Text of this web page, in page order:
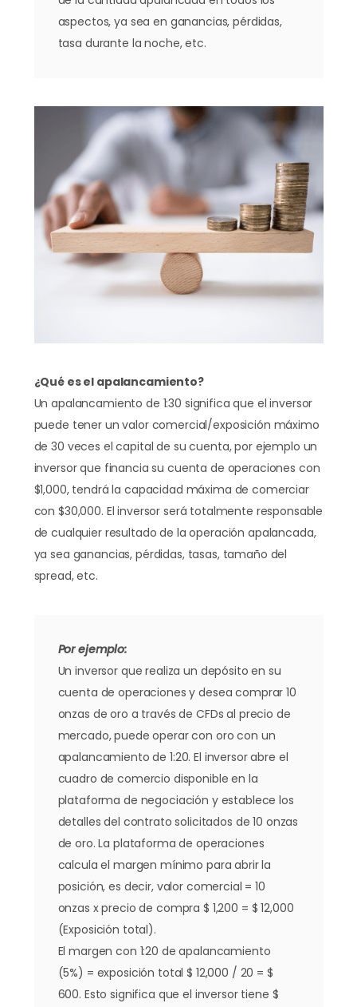
aspectos, ya sea en ganancias, pérdidas,
tasa durante la noche, etc.
¿Qué es el apalancamiento?
Un apalancamiento de 1:30 significa que el inversor
puede tener un valor comercial/exposición máximo
de 30 veces el capital de su cuenta, por ejemplo un
inversor que financia su cuenta de operaciones con
$1,000, tendrá la capacidad máxima de comerciar
con $30,000. El inversor será totalmente responsable
de cualquier resultado de la operación apalancada,
ya sea ganancias, pérdidas, tasas, tamaño del
spread, etc.
Por ejemplo:
Un inversor que realiza un depósito en su
cuenta de operaciones y desea comprar 10
onzas de oro a través de CFDs al precio de
mercado, puede operar con oro con un
apalancamiento de 1:20. El inversor abre el
cuadro de comercio disponible en la
plataforma de negociación y establece los
detalles del contrato solicitados de 10 onzas
de oro. La plataforma de operaciones
calcula el margen mínimo para abrir la
posición, es decir, valor comercial = 10
onzas x precio de compra $ 1,200 = $ 12,000
(Exposición total).
El margen con 1:20 de apalancamiento
(5%) = exposición total $ 12,000 / 20 = $
600. Esto significa que el inversor tiene $